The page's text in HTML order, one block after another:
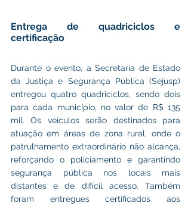
Entrega de quadriciclos e
certificação
Durante o evento, a Secretaria de Estado
da Justiça e Segurança Pública (Sejusp)
entregou quatro quadriciclos, sendo dois
para cada município, no valor de R$ 135
mil. Os veículos serão destinados para
atuação em áreas de zona rural, onde o
patrulhamento extraordinário não alcança,
reforçando o policiamento e garantindo
segurança pública nos locais mais
distantes e de difícil acesso. Também
foram entregues certificados aos